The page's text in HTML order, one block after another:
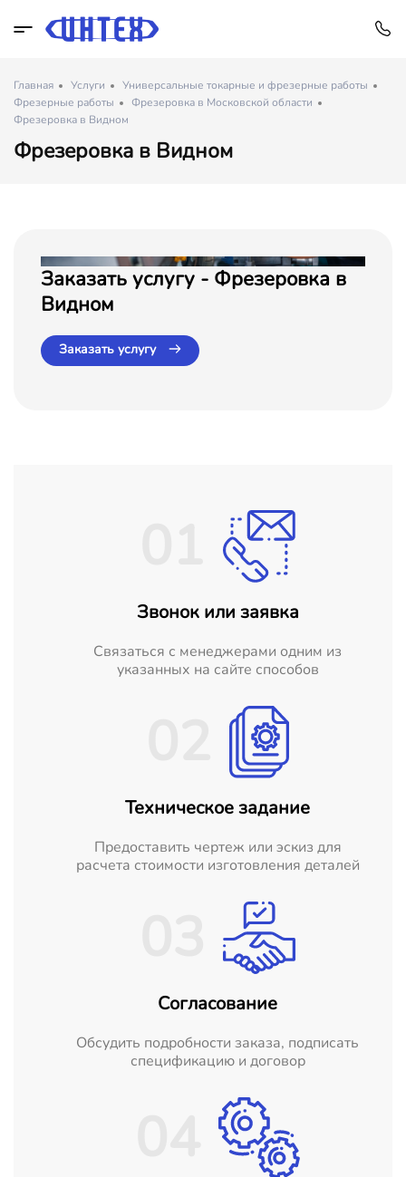
Главная Услуги
Универсальные токарные и фрезерные работы
Фрезерные работы
Фрезеровка в Московской области
Фрезеровка в Видном
Фрезеровка в Видном
Заказать услугу - Фрезеровка в
Видном
Заказать услугу
Звонок или заявка
Cвязаться с менеджерами одним из
указанных на сайте способов
Техническое задание
Предоставить чертеж или эскиз для
расчета стоимости изготовления деталей
Согласование
Обсудить подробности заказа, подписать
спецификацию и договор